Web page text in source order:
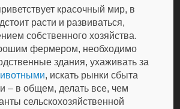
красочный мир, в
расти и развиваться,
собственного хозяйства.
фермером, необходимо
здания, ухаживать за
, искать рынки сбыта
– в общем, делать все, чем
сельскохозяйственной